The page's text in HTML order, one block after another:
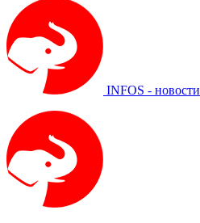
INFOS - новости